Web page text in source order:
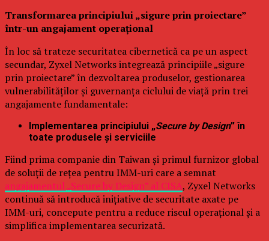
Transformarea principiului „sigure prin proiectare”
într-un angajament operațional
În loc să trateze securitatea cibernetică ca pe un aspect
secundar, Zyxel Networks integrează principiile „sigure
prin proiectare” în dezvoltarea produselor, gestionarea
vulnerabilităților și guvernanța ciclului de viață prin trei
angajamente fundamentale:
Implementarea principiului „Secure by Design” în
toate produsele și serviciile
Fiind prima companie din Taiwan și primul furnizor global
de soluții de rețea pentru IMM-uri care a semnat
angajamentul „Secure by Design” al CISA, Zyxel Networks
continuă să introducă inițiative de securitate axate pe
IMM-uri, concepute pentru a reduce riscul operațional și a
simplifica implementarea securizată.